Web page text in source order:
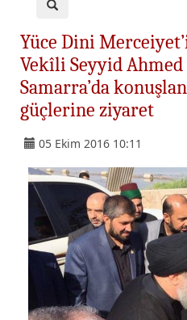
Yüce Dini
Vekîli Seyyid Ahmed
Samarra’da
güçlerine ziyaret
05 Ekim 2016 10:11